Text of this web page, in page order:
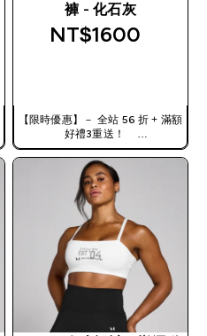
褲 - 化石灰
NT$1600‎
【限時優惠】－ 全站 56 折 + 滿額
好禮3重送！
使用優惠碼，獲得額外折扣：
TW56